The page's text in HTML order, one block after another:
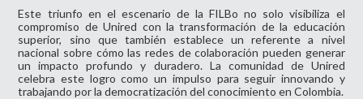
Este triunfo en el escenario de la FILBo no solo visibiliza el
compromiso de Unired con la transformación de la educación
superior, sino que también establece un referente a nivel
nacional sobre cómo las redes de colaboración pueden generar
un impacto profundo y duradero. La comunidad de Unired
celebra este logro como un impulso para seguir innovando y
trabajando por la democratización del conocimiento en Colombia.